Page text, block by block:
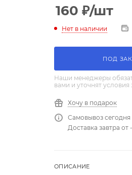
160 ₽/шт
Нет в наличии
ПОД
Наши менеджеры
вами и уточнят условия
Хочу в подарок
Самовывоз сегодня
Доставка завтра от
ОПИСАНИЕ